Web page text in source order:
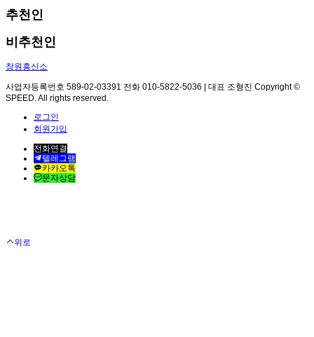
추천인
비추천인
창원흥신소
사업자등록번호 589-02-03391 전화 010-5822-5036 | 대표 조형진 Copyright ©
SPEED. All rights reserved.
로그인
회원가입
전화연결
텔레그램
카카오톡
문자상담
위로